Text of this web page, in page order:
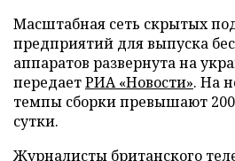
Масштабная сеть скрытых
предприятий для выпуска
аппаратов развернута на
передаетРИА «Новости». На
темпы сборки превышают
сутки.
Журналисты британского